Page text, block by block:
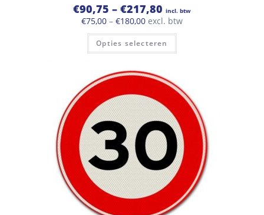
€90,75 – €217,80 Prijsklasse:
€90,75
tot
€217,80
incl. btw
€75,00 – €180,00Prijsklasse:
tot
€180,00
excl. btw
Opties selecteren
Dit
heeft
optie
kan
gekozen
worden
op
de
productpagina